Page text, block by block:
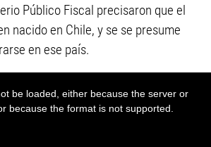
Público Fiscal precisaron que el
nacido en Chile, y se se presume
en ese país.